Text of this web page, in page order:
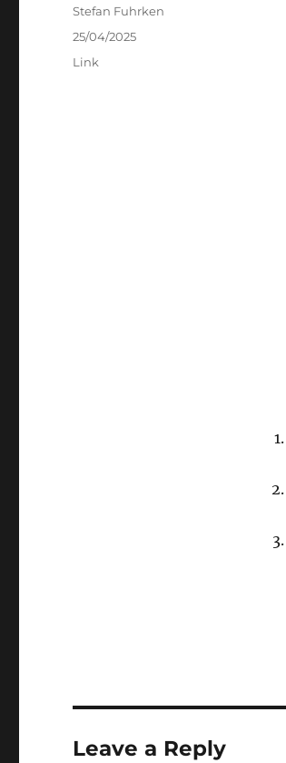
Author
Stefan Fuhrken
Posted
on
25/04/2025
Categories
Link
Leave a Reply